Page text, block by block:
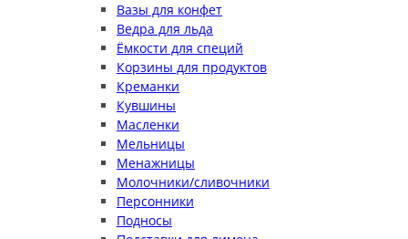
Вазы для конфет
Ведра для льда
Ёмкости для специй
Корзины для продуктов
Креманки
Кувшины
Масленки
Мельницы
Менажницы
Молочники/сливочники
Персонники
Подносы